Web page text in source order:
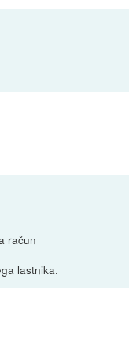
račun
lastnika.